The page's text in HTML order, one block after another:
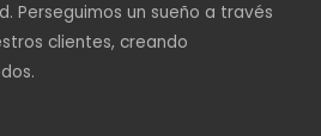
Perseguimos un sueño a través
clientes, creando